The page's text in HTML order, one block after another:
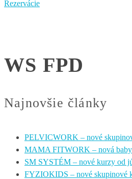
Rezervácie
WS FPD
Najnovšie články
PELVICWORK – nové
MAMA FITWORK – nová
SM SYSTÉM – nové kurzy od
FYZIOKIDS – nové skupinové